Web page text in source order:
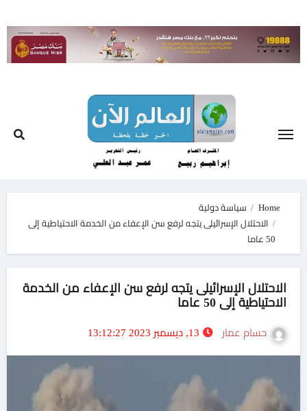
to
content
Home
سياسة دولية
الاحتلال الإسرائيلى يتجه لرفع سن الإعفاء من الخدمة الاحتياطية إلى
50 عاما
الاحتلال الإسرائيلى يتجه لرفع سن الإعفاء من الخدمة
الاحتياطية إلى 50 عاما
حسام عمار